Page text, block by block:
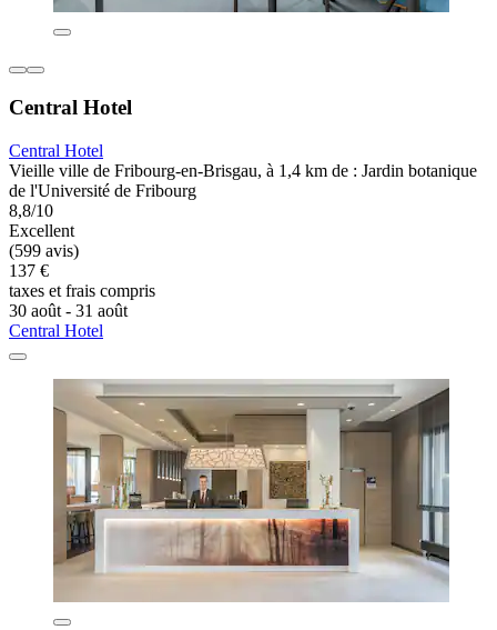
Central Hotel
Central Hotel
Vieille ville de Fribourg-en-Brisgau, à 1,4 km de : Jardin botanique
de l'Université de Fribourg
8,8/10
Excellent
(599 avis)
137 €
taxes et frais compris
30 août - 31 août
Central Hotel